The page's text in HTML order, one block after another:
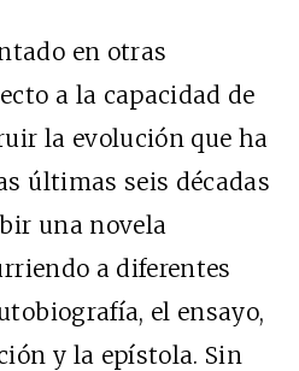
en otras
a la capacidad de
la evolución que ha
últimas seis décadas
una novela
a diferentes
el ensayo,
y la epístola. Sin